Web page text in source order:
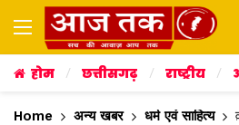
होम छत्तीसगढ़ राष्ट्रीय
Home अन्य खबर धर्म एवं साहित्य